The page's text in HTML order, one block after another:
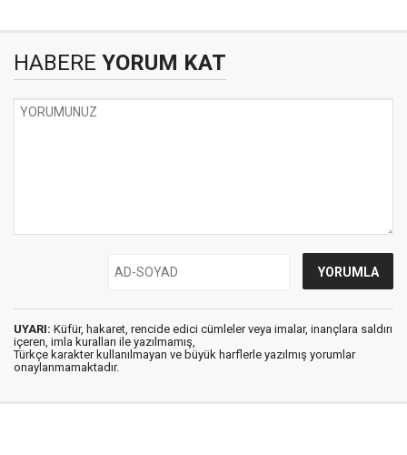
HABERE YORUM KAT
UYARI: Küfür, hakaret, rencide edici cümleler veya imalar, inançlara saldırı
içeren, imla kuralları ile yazılmamış,
Türkçe karakter kullanılmayan ve büyük harflerle yazılmış yorumlar
onaylanmamaktadır.